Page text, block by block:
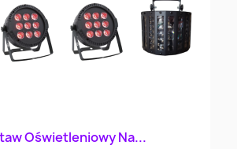
Oświetleniowy Na...